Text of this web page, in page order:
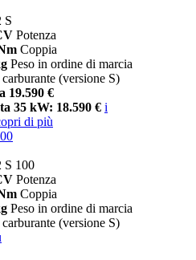
S
Potenza
Coppia
Peso in ordine di marcia
carburante (versione S)
19.590 €
35 kW: 18.590 € i
di più
S 100
Potenza
Coppia
Peso in ordine di marcia
carburante (versione S)